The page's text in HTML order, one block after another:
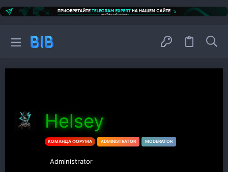
Helsey
КОМАНДА ФОРУМА ADMINISTRATOR MODERATOR
Administrator